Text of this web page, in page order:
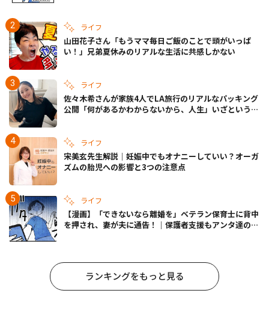
ライフ
山田花子さん「もうママ毎日ご飯のことで頭がいっぱ
い！」兄弟夏休みのリアルな生活に共感しかない
ライフ
佐々木希さんが家族4人でLA旅行のリアルなパッキング
公開「何があるかわからないから、人生」いざというと
ライフ
宋美玄先生解説｜妊娠中でもオナニーしていい？オーガ
ズムの胎児への影響と3つの注意点
ライフ
【漫画】「できないなら離婚を」ベテラン保育士に背中
を押され、妻が夫に通告！｜保護者支援もアンタ達の仕
ランキングをもっと見る